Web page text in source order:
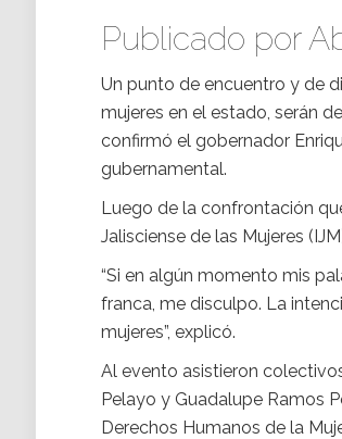
Publicado por
Un punto de encuentro y de
mujeres en el estado, serán
confirmó el gobernador
gubernamental.
Luego de la confrontación
Jalisciense de las Mujeres
“Si en algún momento mis
franca, me disculpo. La
mujeres”, explicó.
Al evento asistieron
Pelayo y Guadalupe Ramos
Derechos Humanos de la